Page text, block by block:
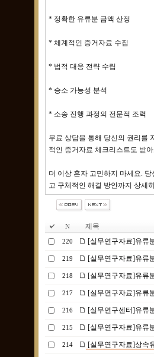
* 정확한 유류분 금액 산정
* 체계적인 증거자료 수집
* 법적 대응 전략 수립
* 승소 가능성 분석
* 소송 진행 과정의 전문적 조력
무료 상담을 통해 당신의 권리를
적인 증거자료 체크리스트도 받
더 이상 혼자 고민하지 마세요.
고 구체적인 해결 방안까지 상세
N 제목
220 [실무연구자료]유류
219 [실무연구자료]유류
218 [실무연구자료]유류
217 [실무연구자료]유류
216 [실무연구센터]유류
215 [실무연구자료]유류
214 [실무연구자료]상속